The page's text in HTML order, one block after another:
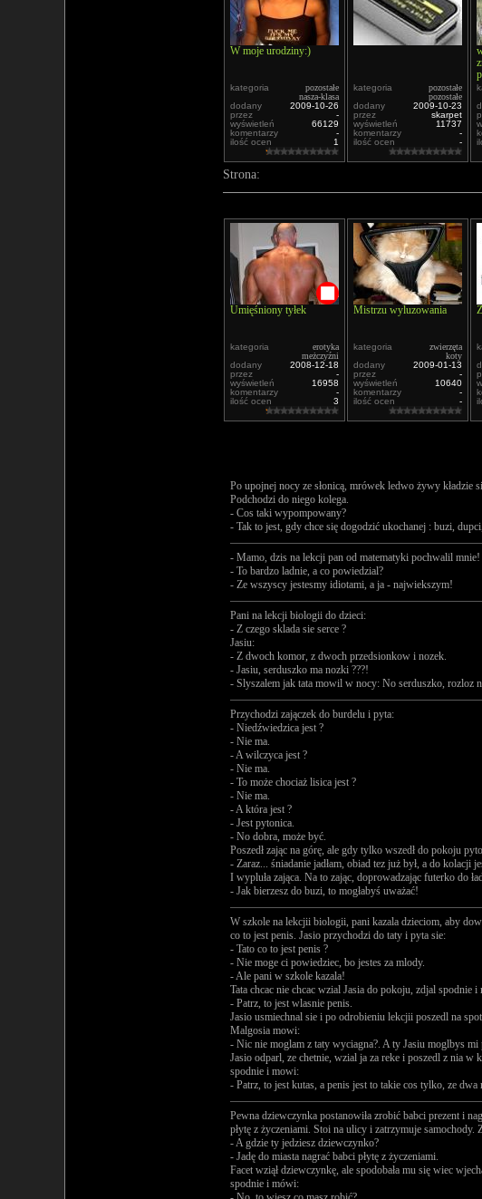
W moje urodziny:)
kategoria
pozostałe
nasza-klasa
dodany
2009-10-26
przez
-
wyświetleń
66129
komentarzy
-
ilość ocen
1
kategoria
pozostałe
pozostałe
dodany
2009-10-23
przez
skarpet
wyświetleń
11737
komentarzy
-
ilość ocen
-
Strona:
Umięśniony tyłek
kategoria
erotyka
meżczyźni
dodany
2008-12-18
przez
-
wyświetleń
16958
komentarzy
-
ilość ocen
3
Mistrzu wyluzowania
kategoria
zwierzęta
koty
dodany
2009-01-13
przez
-
wyświetleń
10640
komentarzy
-
ilość ocen
-
Po upojnej nocy ze słonicą, mrówek ledwo żywy kładzie
Podchodzi do niego kolega.
- Cos taki wypompowany?
- Tak to jest, gdy chce się dogodzić ukochanej : buzi,
- Mamo, dzis na lekcji pan od matematyki pochwalil mnie!
- To bardzo ladnie, a co powiedzial?
- Ze wszyscy jestesmy idiotami, a ja - najwiekszym!
Pani na lekcji biologii do dzieci:
- Z czego sklada sie serce ?
Jasiu:
- Z dwoch komor, z dwoch przedsionkow i nozek.
- Jasiu, serduszko ma nozki ???!
- Slyszalem jak tata mowil w nocy: No serduszko, rozloz
Przychodzi zajączek do burdelu i pyta:
- Niedźwiedzica jest ?
- Nie ma.
- A wilczyca jest ?
- Nie ma.
- To może chociaż lisica jest ?
- Nie ma.
- A która jest ?
- Jest pytonica.
- No dobra, może być.
Poszedł zając na górę, ale gdy tylko wszedł do pokoju
- Zaraz... śniadanie jadłam, obiad tez już był, a do kolacji
I wypluła zająca. Na to zając, doprowadzając futerko do
- Jak bierzesz do buzi, to mogłabyś uważać!
W szkole na lekcjii biologii, pani kazala dzieciom, aby
co to jest penis. Jasio przychodzi do taty i pyta sie:
- Tato co to jest penis ?
- Nie moge ci powiedziec, bo jestes za mlody.
- Ale pani w szkole kazala!
Tata chcac nie chcac wzial Jasia do pokoju, zdjal spodnie i
- Patrz, to jest wlasnie penis.
Jasio usmiechnal sie i po odrobieniu lekcjii poszedl na
Malgosia mowi:
- Nic nie moglam z taty wyciagna?. A ty Jasiu moglbys mi
Jasio odparl, ze chetnie, wzial ja za reke i poszedl z nia w
spodnie i mowi:
- Patrz, to jest kutas, a penis jest to takie cos tylko, ze dwa
Pewna dziewczynka postanowiła zrobić babci prezent i
płytę z życzeniami. Stoi na ulicy i zatrzymuje samochody.
- A gdzie ty jedziesz dziewczynko?
- Jadę do miasta nagrać babci płytę z życzeniami.
Facet wziął dziewczynkę, ale spodobała mu się wiec
spodnie i mówi: